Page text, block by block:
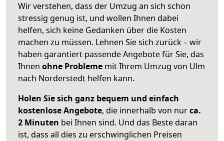
Wir verstehen, dass der Umzug an sich schon
stressig genug ist, und wollen Ihnen dabei
helfen, sich keine Gedanken über die Kosten
machen zu müssen. Lehnen Sie sich zurück – wir
haben garantiert passende Angebote für Sie, das
Ihnen ohne Probleme mit Ihrem Umzug von Ulm
nach Norderstedt helfen kann.
Holen Sie sich ganz bequem und einfach
kostenlose Angebote, die innerhalb von nurca.
2 Minuten bei Ihnen sind. Und das Beste daran
ist, dass all dies zu erschwinglichen Preisen